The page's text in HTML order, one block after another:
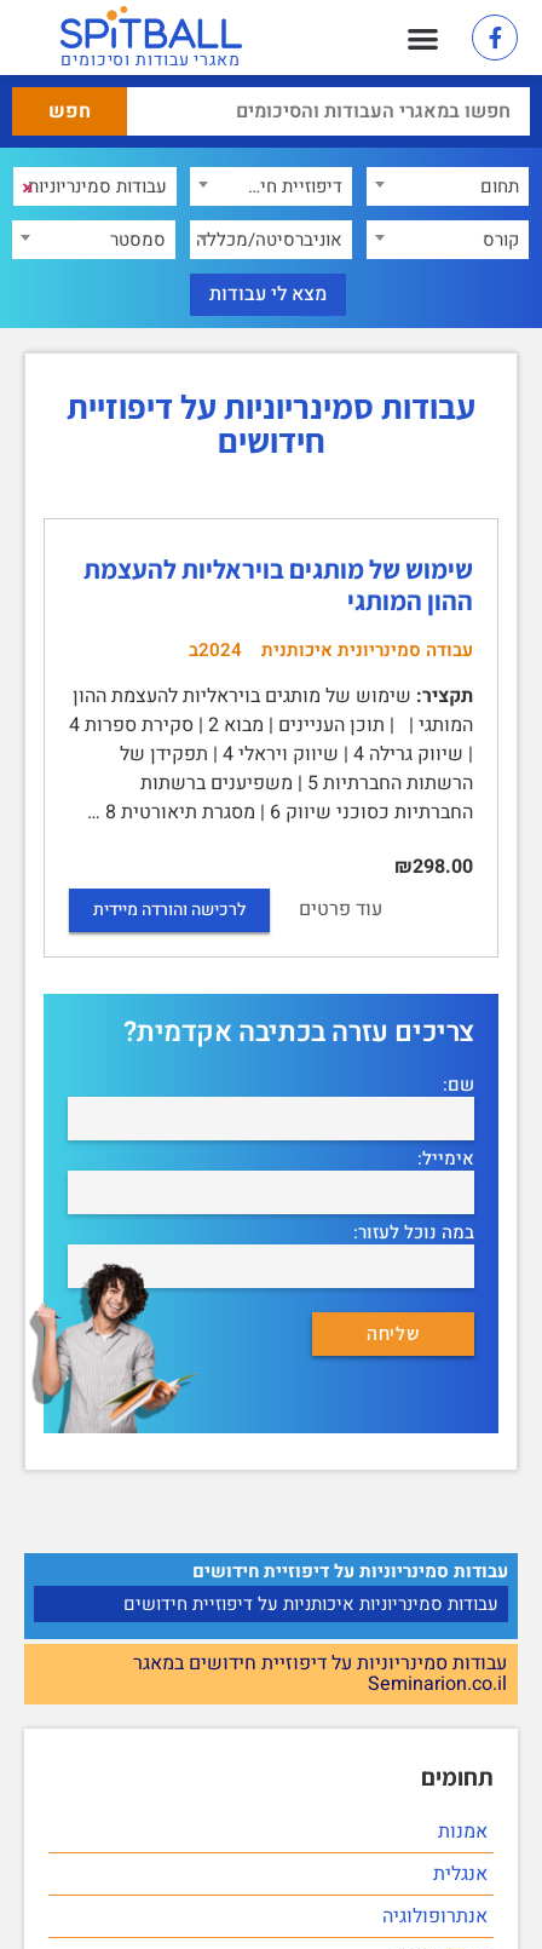
מאגרי עבודות וסיכומים
תחום דיפוזיית חידושים ×
קורס אוניברסיטה/מכללה סמסטר
עבודות סמינריוניות על דיפוזיית חידושים
עבודות סמינריוניות איכותניות על דיפוזיית חידושים
עבודות סמינריוניות על דיפוזיית חידושים במאגר
Seminarion.co.il
תחומים
אמנות
אנגלית
אנתרופולוגיה
עבודות סמינריוניות על דיפוזיית
חידושים
שימוש של מותגים בויראליות להעצמת
ההון המותגי
עבודה סמינריונית איכותנית 2024ב
תקציר: שימוש של מותגים בויראליות להעצמת ההון
המותגי | | תוכן העניינים | מבוא 2 | סקירת ספרות 4
| שיווק גרילה 4 | שיווק ויראלי 4 | תפקידן של
הרשתות החברתיות 5 | משפיענים ברשתות
החברתיות כסוכני שיווק 6 | מסגרת תיאורטית 8 …
₪298.00
עוד פרטים
לרכישה והורדה מיידית
צריכים עזרה בכתיבה אקדמית?
שם:
אימייל:
במה נוכל לעזור: